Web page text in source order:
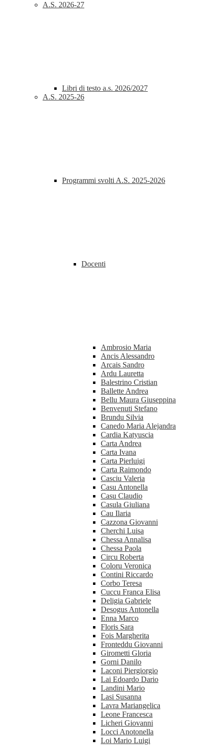
A.S. 2026-27
Libri di testo a.s. 2026/2027
A.S. 2025-26
Programmi svolti A.S. 2025-2026
Docenti
Ambrosio Maria
Ancis Alessandro
Arcais Sandro
Ardu Lauretta
Balestrino Cristian
Ballette Andrea
Bellu Maura Giuseppina
Benvenuti Stefano
Brundu Silvia
Canedo Maria Alejandra
Cardia Katyuscia
Carta Andrea
Carta Ivana
Carta Pierluigi
Carta Raimondo
Casciu Valeria
Casu Antonella
Casu Claudio
Casula Giuliana
Cau Ilaria
Cazzona Giovanni
Cherchi Luisa
Chessa Annalisa
Chessa Paola
Circu Roberta
Coloru Veronica
Contini Riccardo
Corbo Teresa
Cuccu Franca Elisa
Deligia Gabriele
Desogus Antonella
Enna Marco
Floris Sara
Fois Margherita
Fronteddu Giovanni
Girometti Gloria
Gorni Danilo
Laconi Piergiorgio
Lai Edoardo Dario
Landini Mario
Lasi Susanna
Lavra Mariangelica
Leone Francesca
Licheri Giovanni
Locci Anotonella
Loi Mario Luigi